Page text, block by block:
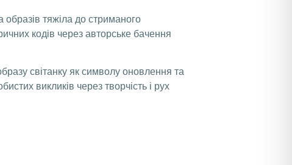
тяжіла до стриманого
кодів через авторське бачення
світанку як символу оновлення та
викликів через творчість і рух